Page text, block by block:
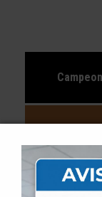
Local: